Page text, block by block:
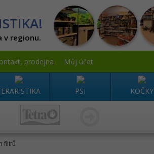
v regionu.
prodejna Můj účet
PSI KOČKY
filtrů